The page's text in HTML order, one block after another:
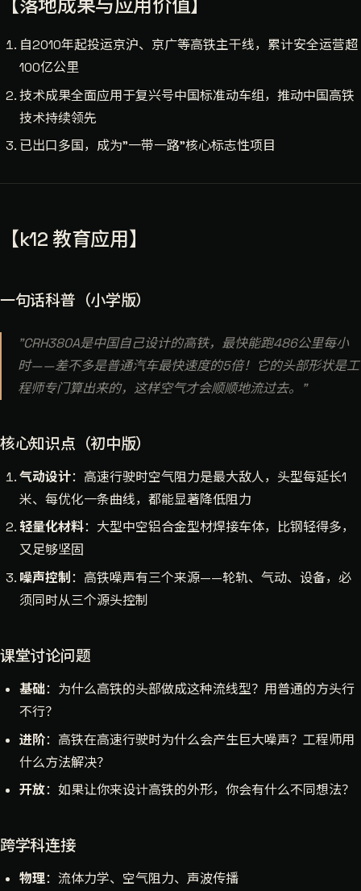
【落地成果与应用价值】
自2010年起投运京沪、京广等高铁主干线，累计安全运营超
100亿公里
技术成果全面应用于复兴号中国标准动车组，推动中国高铁
技术持续领先
已出口多国，成为"一带一路"核心标志性项目
【k12 教育应用】
一句话科普（小学版）
"CRH380A是中国自己设计的高铁，最快能跑486公里每小
时——差不多是普通汽车最快速度的5倍！它的头部形状是工
程师专门算出来的，这样空气才会顺顺地流过去。"
核心知识点（初中版）
气动设计：高速行驶时空气阻力是最大敌人，头型每延长1
米、每优化一条曲线，都能显著降低阻力
轻量化材料：大型中空铝合金型材焊接车体，比钢轻得多，
又足够坚固
噪声控制：高铁噪声有三个来源——轮轨、气动、设备，必
须同时从三个源头控制
课堂讨论问题
基础：为什么高铁的头部做成这种流线型？用普通的方头行
不行？
进阶：高铁在高速行驶时为什么会产生巨大噪声？工程师用
什么方法解决？
开放：如果让你来设计高铁的外形，你会有什么不同想法？
跨学科连接
物理：流体力学、空气阻力、声波传播